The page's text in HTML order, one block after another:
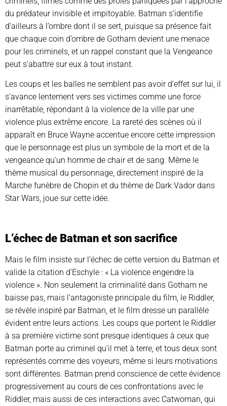
du prédateur invisible et impitoyable. Batman s’identifie
d’ailleurs à l’ombre dont il se sert, puisque sa présence fait
que chaque coin d’ombre de Gotham devient une menace
pour les criminels, et un rappel constant que la Vengeance
peut s’abattre sur eux à tout instant.
Les coups et les balles ne semblent pas avoir d’effet sur lui, il
s’avance lentement vers ses victimes comme une force
inarrêtable, répondant à la violence de la ville par une
violence plus extrême encore. La rareté des scènes où il
apparaît en Bruce Wayne accentue encore cette impression
que le personnage est plus un symbole de la mort et de la
vengeance qu’un homme de chair et de sang. Même le
thème musical du personnage, directement inspiré de la
Marche funèbre de Chopin et du thème de Dark Vador dans
Star Wars, joue sur cette idée.
L’échec de Batman et son sacrifice
Mais le film insiste sur l’échec de cette version du Batman et
valide la citation d’Eschyle : « La violence engendre la
violence ». Non seulement la criminalité dans Gotham ne
baisse pas, mais l’antagoniste principale du film, le Riddler,
se révèle inspiré par Batman, et le film dresse un parallèle
évident entre leurs actions. Les coups que portent le Riddler
à sa première victime sont presque identiques à ceux que
Batman porte au criminel qu’il met à terre, et tous deux sont
représentés comme des voyeurs, même si leurs motivations
sont différentes. Batman prend conscience de cette évidence
progressivement au cours de ces confrontations avec le
Riddler, mais aussi de ces interactions avec Catwoman, qui